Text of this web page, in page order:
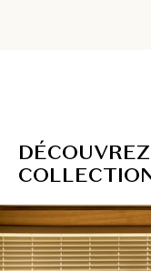
DÉCOUVREZ
COLLECTIO